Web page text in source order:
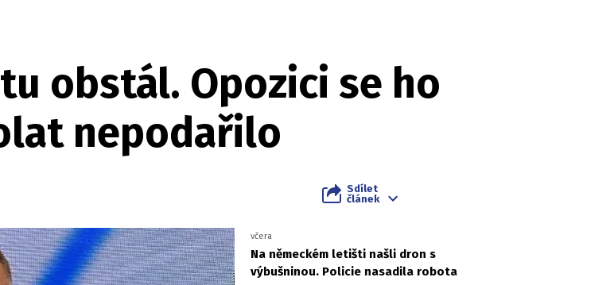
obstál. Opozici se ho
nepodařilo
Sdílet
článek
včera
Na německém letišti našli dron s
výbušninou. Policie nasadila robota